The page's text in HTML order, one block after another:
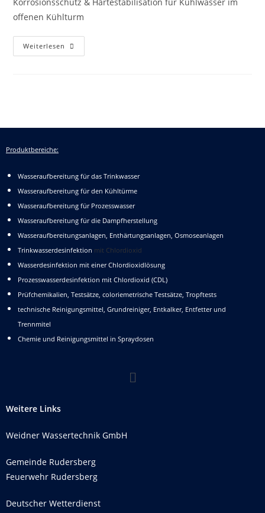
offenen Kühlturm
Weiterlesen
Produktbereiche:
Wasseraufbereitung für das Trinkwasser
Wasseraufbereitung für den Kühltürme
Wasseraufbereitung für Prozesswasser
Wasseraufbereitung für die Dampfherstellung
Wasseraufbereitungsanlagen, Enthärtungsanlagen, Osmoseanlagen
Trinkwasserdesinfektion mit Chlordioxid
Wasserdesinfektion mit einer Chlordioxidlösung
Prozesswasserdesinfektion mit Chlordioxid (CDL)
Prüfchemikalien, Testsätze, coloriemetrische Testsätze, Tropftests
technische Reinigungsmittel, Grundreiniger, Entkalker, Entfetter und
Trennmitel
Chemie und Reinigungsmittel in Spraydosen
Weitere Links
Weidner Wassertechnik GmbH
Gemeinde Rudersberg
Feuerwehr Rudersberg
Deutscher Wetterdienst